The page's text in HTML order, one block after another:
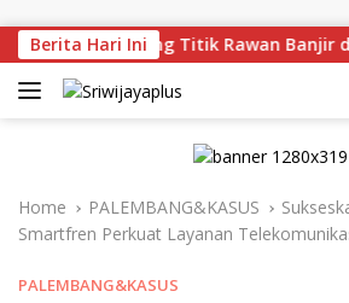
Berita Hari Ini
Tinjau Langsung Titik Rawan Banjir
Home PALEMBANG&KASUS
Smartfren Perkuat Layanan
PALEMBANG&KASUS